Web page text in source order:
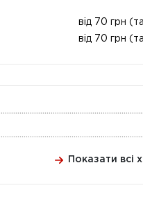
від 70 грн
від 70 грн
Показати всі